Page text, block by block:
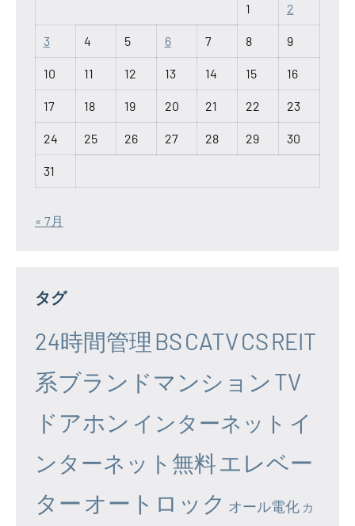
1 2
3 4 5 6 7 8 9
10 11 12 13 14 15 16
17 18 19 20 21 22 23
24 25 26 27 28 29 30
31
« 7月
タグ
24時間管理 BSCATVCSREIT
系ブランドマンション TV
ドアホン インターネット イ
ンターネット無料エレベー
ター オートロック オール電化 カ